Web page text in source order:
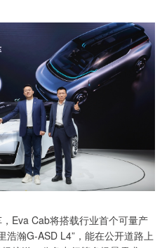
Eva Cab将搭载行业首个可量产
瀚G-ASD L4”，能在公开道路上